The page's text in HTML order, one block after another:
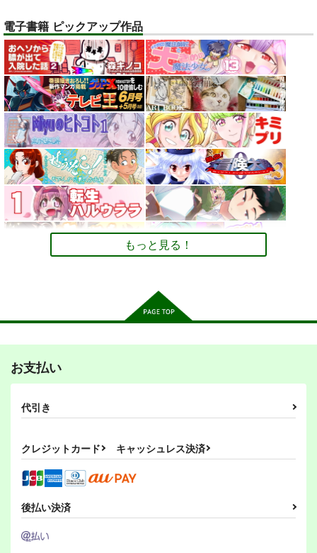
ベル・メリオン
アシオ・グレース
ホワイトサンプル
カート
トレスOK！体型レタ
ッチなしの『美脚とお
尻のポーズ写真集／九
条ねぎ』
お尻カンパニー
専売 2,750円（税込）
オリジナル
サンプル
カート
デュエマカードで他
TCGのデッキと対戦
するためのCard-
Uni ルールブック
ツボッシー
専売 110円（税込）
デュエル・マスターズ
サンプル
カート
【大阪関西万博
2025】 予約全コンプ
リート攻略ガイド２＆
万博旅行１日スケジュ
ール日記: EXPO 女一
人のんびりルーズ
旅 11ノンフィクショ
ン 旅行記
AUREA GOLD
専売 598円 （税込）
オリジナル ミャクミャ
クｘサーキュラー
サンプル
カート
その後のDB真15巻
専売 1,210円（税込）
孫悟空
孫悟飯
ピッコロ
サンプル
カート
ひらいて
専売 550円（税込）
レコレータ
エル・アレフ
PI-21
専売 330円（税込）
電子書籍 ピックアップ作品
もっと見る！
お支払い
代引き
クレジットカード キャッシュレス決済
後払い決済